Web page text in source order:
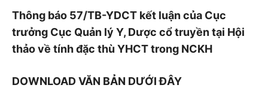
Thông báo 57/TB-YDCT kết luận của Cục
trưởng Cục Quản lý Y, Dược cổ truyền tại Hội
thảo về tính đặc thù YHCT trong NCKH
DOWNLOAD VĂN BẢN DƯỚI ĐÂY